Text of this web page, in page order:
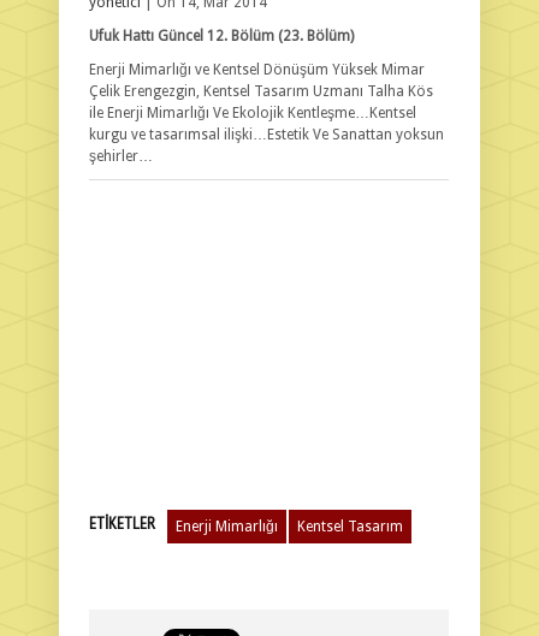
Ufuk Hattı Güncel 12. Bölüm (23. Bölüm)
Enerji Mimarlığı ve Kentsel Dönüşüm Yüksek Mimar
Çelik Erengezgin, Kentsel Tasarım Uzmanı Talha Kös
ile Enerji Mimarlığı Ve Ekolojik Kentleşme…Kentsel
kurgu ve tasarımsal ilişki…Estetik Ve Sanattan yoksun
şehirler…
ETIKETLER Enerji Mimarlığı Kentsel Tasarım